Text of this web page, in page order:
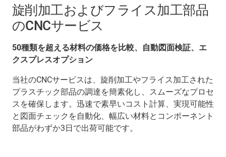
旋削加工およびフライス加工部品
のCNCサービス
50種類を超える材料の価格を比較、自動図面検証、エ
クスプレスオプション
当社のCNCサービスは、旋削加工やフライス加工された
プラスチック部品の調達を簡素化し、スムーズなプロセ
スを確保します。迅速で素早いコスト計算、実現可能性
と図面チェックを自動化、幅広い材料とコンポーネント
部品がわずか3日で出荷可能です。